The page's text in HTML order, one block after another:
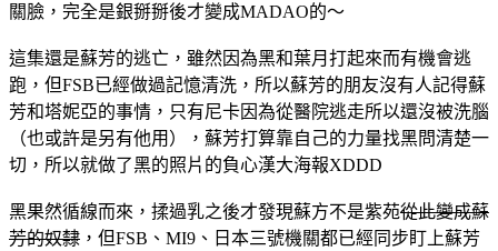
關臉，完全是銀掰掰後才變成MADAO的～
這集還是蘇芳的逃亡，雖然因為黑和葉月打起來而有機會逃
跑，但FSB已經做過記憶清洗，所以蘇芳的朋友沒有人記得蘇
芳和塔妮亞的事情，只有尼卡因為從醫院逃走所以還沒被洗腦
（也或許是另有他用），蘇芳打算靠自己的力量找黑問清楚一
切，所以就做了黑的照片的負心漢大海報XDDD
黑果然循線而來，揉過乳之後才發現蘇方不是紫苑從此變成蘇
芳的奴隸 ，但FSB、MI9、日本三號機關都已經同步盯上蘇芳